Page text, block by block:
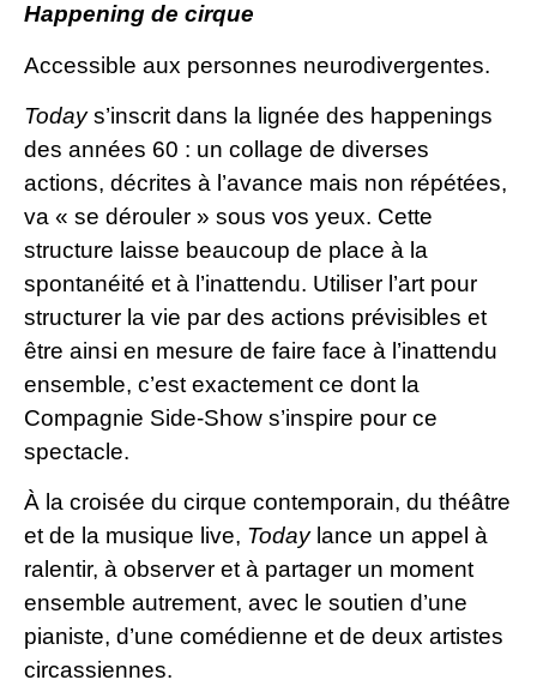
Happening de cirque
Accessible aux personnes neurodivergentes.
Todays’inscrit dans la lignée des happenings
des années 60 : un collage de diverses
actions, décrites à l’avance mais non répétées,
va « se dérouler » sous vos yeux. Cette
structure laisse beaucoup de place à la
spontanéité et à l’inattendu. Utiliser l’art pour
structurer la vie par des actions prévisibles et
être ainsi en mesure de faire face à l’inattendu
ensemble, c’est exactement ce dont la
Compagnie Side-Show s’inspire pour ce
spectacle.
À la croisée du cirque contemporain, du théâtre
et de la musique live, Todaylance un appel à
ralentir, à observer et à partager un moment
ensemble autrement, avec le soutien d’une
pianiste, d’une comédienne et de deux artistes
circassiennes.